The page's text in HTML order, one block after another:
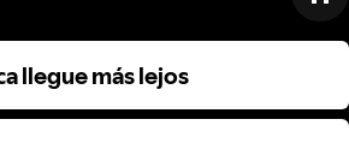
llegue más lejos
llegue más lejos